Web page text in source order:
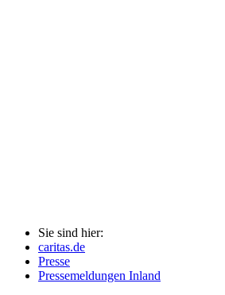
Sie sind hier:
caritas.de
Presse
Pressemeldungen Inland